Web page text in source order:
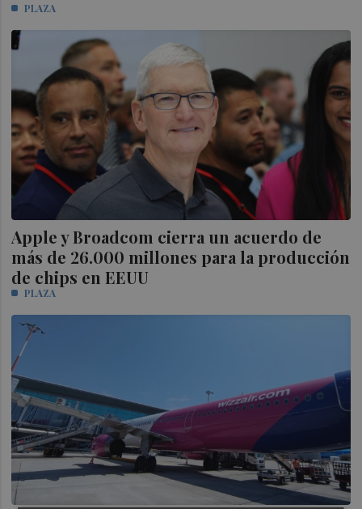
PLAZA
Apple y Broadcom cierra un acuerdo de
más de 26.000 millones para la producción
de chips en EEUU
PLAZA